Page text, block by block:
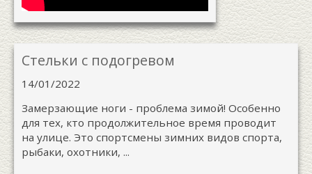
Стельки с подогревом
14/01/2022
Замерзающие ноги - проблема зимой! Особенно
для тех, кто продолжительное время проводит
на улице. Это спортсмены зимних видов спорта,
рыбаки, охотники, ...